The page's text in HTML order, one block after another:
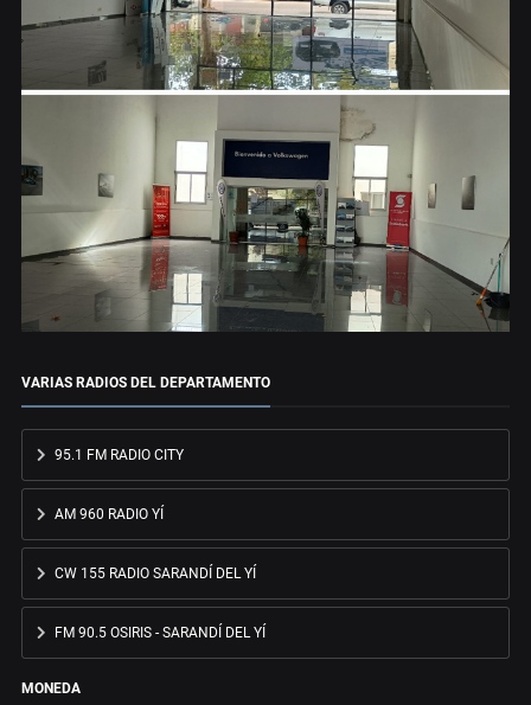
VARIAS RADIOS DEL DEPARTAMENTO
95.1 FM RADIO CITY
AM 960 RADIO YÍ
CW 155 RADIO SARANDÍ DEL YÍ
FM 90.5 OSIRIS - SARANDÍ DEL YÍ
MONEDA